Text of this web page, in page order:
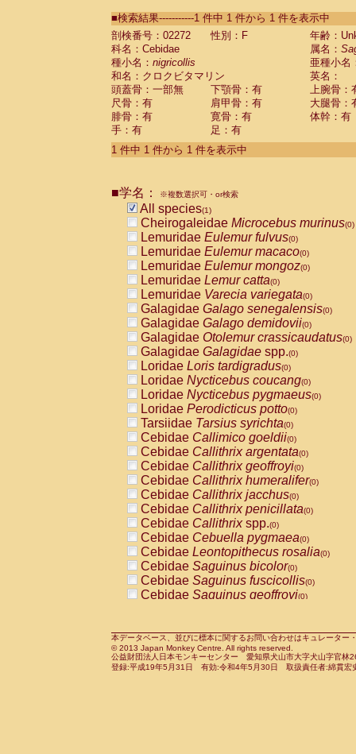
CebidaeSaguinus labiatus(0)
Cebidae Saguinus leucopus (0)
Cebidae
CebidaeSaguinus mystax
CebidaeSaguinus nigricollis (1)
Cebidae Saguinus oedipus
Cebidae Saguinus weddelli
Cebidae Saguinusspp.
Cebidae Aotus trivirgatus
Cebidae Cebus albifrons
CebidaeCebus nigrivittatus
CebidaeCebus
CebidaeSaimiri boliviensis(0)
CebidaeSaimiri sciureus(0)
AtelidaeAlouatta caraya(0)
AtelidaeAlouatta fusca(0)
AtelidaeAlouatta seniculus
AtelidaeAlouattaspp.(0)
AtelidaeAteles belzebuth(0)
AtelidaeAteles geoffroyi(0)
AtelidaeAteles paniscus(0)
AtelidaeAtelesspp.(0)
Atelidae Lagothrix lagothricha
AtelidaeLagothrix lagothricha cana
PitheciidaeCacajao calvus
PitheciidaeCallicebus cupreus
PitheciidaeCallicebus donacophilus
PitheciidaeCallicebus moloch
PitheciidaeCallicebus torquatus
PitheciidaeCallicebusspp.(0)
PitheciidaeChiropotes satanas(0)
PitheciidaePithecia monachus
PitheciidaePithecia pithecia(0)
CercopithecidaeCercocebus agilis
CercopithecidaeCercocebus
CercopithecidaeCercocebus
CercopithecidaeCercocebus
CercopithecidaeCercocebus
CercopithecidaeCercocebushybrid
CercopithecidaePapio anubis(0)
CercopithecidaePapio cynocephalus
CercopithecidaePapio hamadryas(0)
■検索結果-----------1 件中 1 件から 1 件を表示中
剖検番号：02272
性別：F
年齢：
科名：Cebidae
属名：
種小名： nigricollis
亜種小名
和名：クロクビタマリン
英名：
頭蓋骨：一部無
下顎骨：有
上腕骨：
尺骨：有
肩甲骨：有
大腿骨：
腓骨：有
寛骨：有
体幹：有
手：有
足：有
1 件中 1 件から 1 件を表示中
■学名： ※複数選択可・or検索
All species(1)
Cheirogaleidae Microcebus murinus(0)
Lemuridae Eulemur fulvus(0)
Lemuridae Eulemur macaco(0)
Lemuridae Eulemur mongoz(0)
Lemuridae Lemur catta(0)
Lemuridae Varecia variegata(0)
Galagidae Galago senegalensis(0)
Galagidae Galago demidovii(0)
Galagidae Otolemur crassicaudatus(0)
Galagidae Galagidae spp.(0)
Loridae Loris tardigradus(0)
Loridae Nycticebus coucang(0)
Loridae Nycticebus pygmaeus(0)
Loridae Perodicticus potto(0)
Tarsiidae Tarsius syrichta(0)
Cebidae Callimico goeldii(0)
Cebidae Callithrix argentata(0)
Cebidae Callithrix geoffroyi(0)
Cebidae Callithrix humeralifer(0)
Cebidae Callithrix jacchus(0)
Cebidae Callithrix penicillata(0)
Cebidae Callithrixspp.(0)
Cebidae Cebuella pygmaea(0)
Cebidae Leontopithecus rosalia(0)
Cebidae Saguinus bicolor(0)
Cebidae Saguinus fuscicollis(0)
Cebidae Saguinus geoffroyi(0)
CebidaeSaguinus leucopus(0)
CebidaeSaguinus midas(0)
Cebidae Saguinus mystax(0)
本データベース、並びに標本に関するお問い合わせはキュレータ
© 2013 Japan Monkey Centre. All rights reserved.
公益財団法人日本モンキーセンター 愛知県犬山市大字犬山字官
登録:平成19年5月31日 有効:令和4年5月30日 取扱責任者:綿貫宏